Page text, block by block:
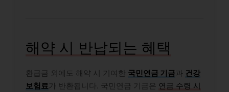
해약 시 반납되는 혜택
환급금 외에도 해약 시 기여한 국민연금 기금과 건강
보험료가 반환됩니다. 국민연금 기금은 연금 수령 시